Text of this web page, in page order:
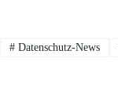
#Datenschutz-News